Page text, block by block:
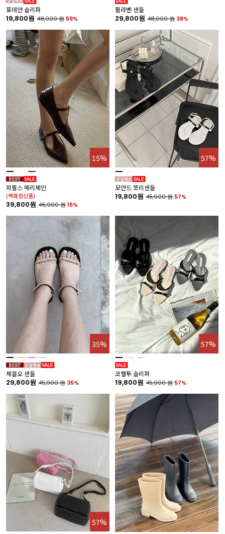
포데안 슬리퍼
19,800원 48,000원 59%
필라벤 샌들
29,800원 48,000원 38%
15%
피필스 메리제인
(백화점상품)
39,800원 46,900원15%
57%
모안드 쪼리샌들
19,800원 45,900원 57%
35%
제블오 샌들
29,800원 45,900원 35%
57%
코펠투 슬리퍼
19,800원 45,900원 57%
57%